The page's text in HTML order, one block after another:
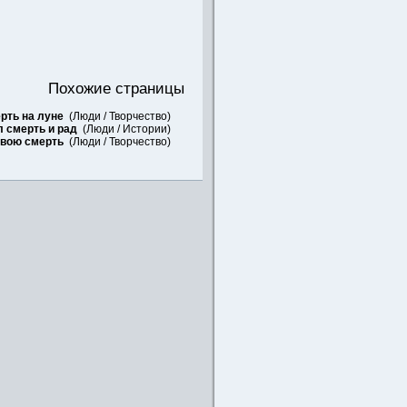
Похожие страницы
на луне (Люди /Творчество)
смерть и рад (Люди / Истории)
смерть (Люди /Творчество)